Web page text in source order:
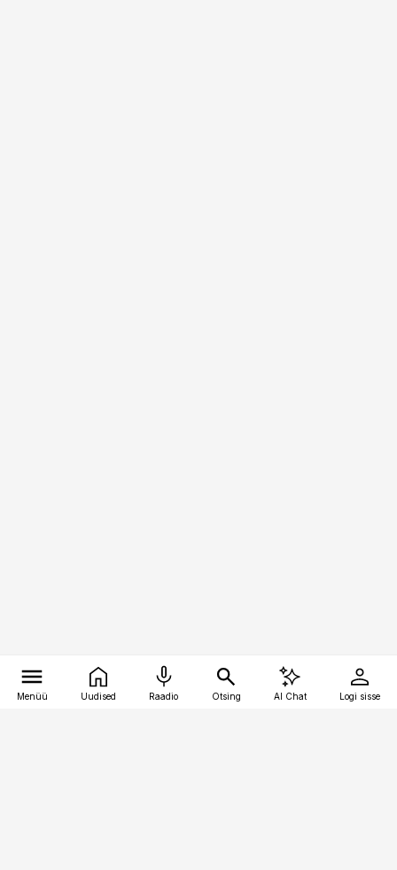
Menüü Uudised Raadio Otsing AI Chat Logi sisse